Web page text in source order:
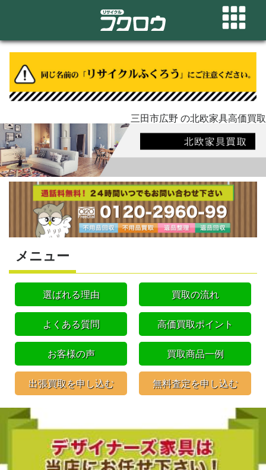
三田市広野 の北欧家具高価買取
メニュー
選ばれる理由 買取の流れ
よくある質問 高価買取ポイント
お客様の声 買取商品一例
出張買取を申し込む 無料査定を申し込む